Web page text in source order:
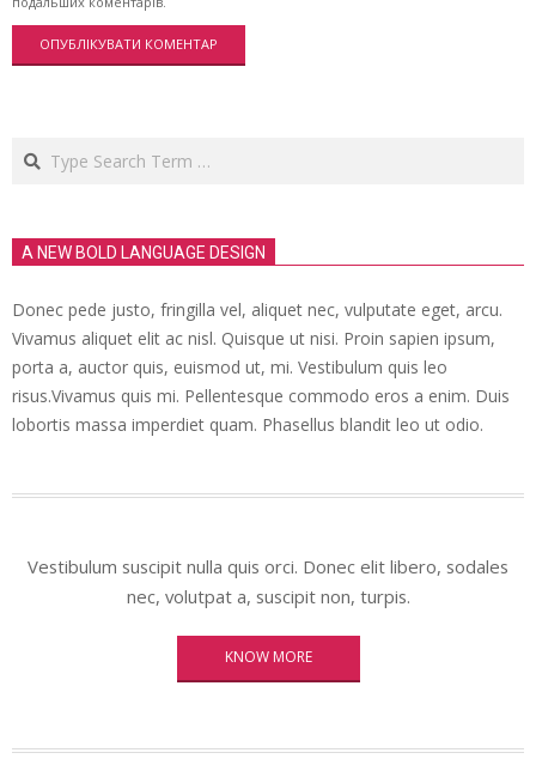
Search
A NEW BOLD LANGUAGE DESIGN
Donec pede justo, fringilla vel, aliquet nec, vulputate eget, arcu.
Vivamus aliquet elit ac nisl. Quisque ut nisi. Proin sapien ipsum,
porta a, auctor quis, euismod ut, mi. Vestibulum quis leo
risus.Vivamus quis mi. Pellentesque commodo eros a enim. Duis
lobortis massa imperdiet quam. Phasellus blandit leo ut odio.
Vestibulum suscipit nulla quis orci. Donec elit libero, sodales
nec, volutpat a, suscipit non, turpis.
KNOW MORE